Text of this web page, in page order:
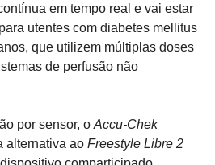
em tempo real e vai estar
utentes com diabetes mellitus
que utilizem múltiplas doses
de perfusão não
por sensor, o Accu-Chek
alternativa ao Freestyle Libre 2